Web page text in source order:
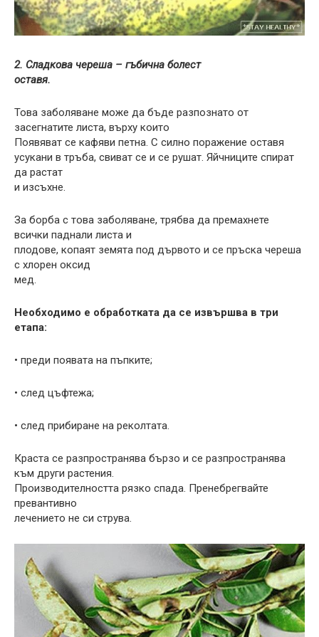
2. Сладкова череша – гъбична болест
оставя.
Това заболяване може да бъде разпознато от
засегнатите листа, върху които
Появяват се кафяви петна. С силно поражение оставя
усукани в тръба, свиват се и се рушат. Яйчниците спират
да растат
и изсъхне.
За борба с това заболяване, трябва да премахнете
всички паднали листа и
плодове, копаят земята под дървото и се пръска череша
с хлорен оксид
мед.
Необходимо е обработката да се извършва в три
етапа:
• преди появата на пъпките;
• след цъфтежа;
• след прибиране на реколтата.
Краста се разпространява бързо и се разпространява
към други растения.
Производителността рязко спада. Пренебрегвайте
превантивно
лечението не си струва.